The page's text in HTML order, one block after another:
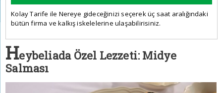
Kolay Tarife ile Nereye gideceğinizi seçerek üç saat aralığındaki
bütün firma ve kalkış iskelelerine ulaşabilirisiniz.
Heybeliada Özel Lezzeti: Midye
Salması